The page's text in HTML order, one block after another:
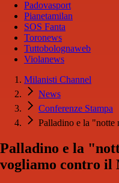
Padovasport
Pianetamilan
SOS Fanta
Toronews
Tuttobolognaweb
Violanews
Milanisti Channel
News
Conferenze Stampa
Palladino e la
Palladino e la
vogliamo contro il